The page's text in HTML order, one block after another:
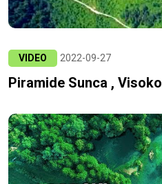
VIDEO 2022-09-27
Piramide Sunca , Visoko